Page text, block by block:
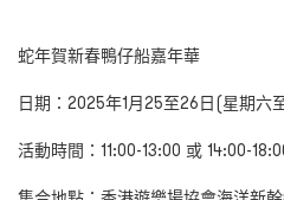
蛇年賀新春鴨仔船嘉年華
日期：2025年1月25至26日(星期六
活動時間：11:00-13:00 或 14:00-